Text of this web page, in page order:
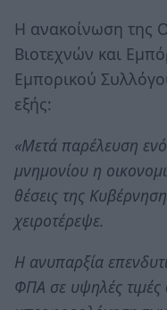
Η ανακοίνωση της
Βιοτεχνών και
Εμπορικού
εξής:
«Μετά παρέλευση
μνημονίου η
θέσεις της
χειροτέρεψε.
Η ανυπαρξία
ΦΠΑ σε υψηλές